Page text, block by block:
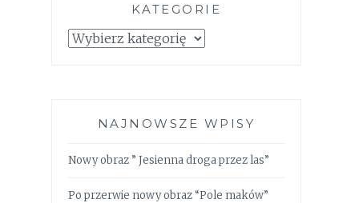
KATEGORIE
Kategorie
NAJNOWSZE WPISY
Nowy obraz ” Jesienna droga przez las”
Po przerwie nowy obraz “Pole maków”